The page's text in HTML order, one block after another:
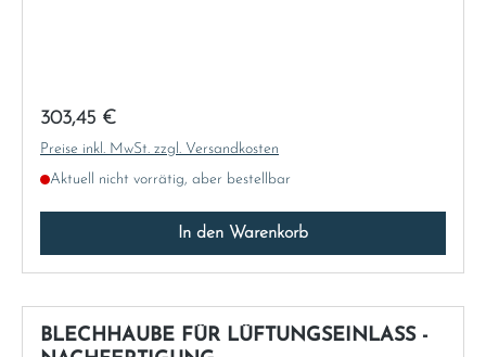
Regulärer Preis:
303,45 €
Preise inkl. MwSt. zzgl. Versandkosten
Aktuell nicht vorrätig, aber bestellbar
In den Warenkorb
BLECHHAUBE FÜR LÜFTUNGSEINLASS -